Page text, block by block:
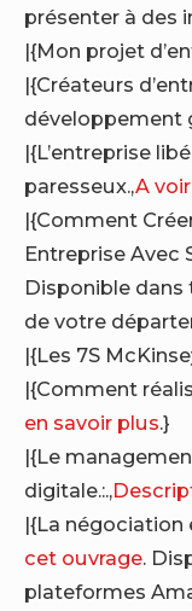
présenter à des
|{Mon projet
|{Créateurs
développement
|{L’entreprise
paresseux.,A voir
|{Comment
Entreprise Avec
Disponible
de votre
|{Les 7S
|{Comment
en savoir plus.}
|{Le
digitale.:.,
|{La négociation
cet ouvrage.
plateformes